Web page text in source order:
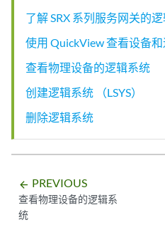
了解 SRX 系列服务网关的
使用 QuickView 查看设备
查看物理设备的逻辑系统
创建逻辑系统 （LSYS）
删除逻辑系统
arrow_backward PREVIOUS
查看物理设备的逻辑系
统